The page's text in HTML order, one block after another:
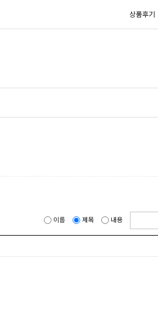
상품후기
이름 제목 내용